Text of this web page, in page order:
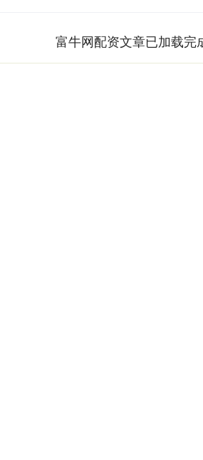
富牛网配资文章已加载完